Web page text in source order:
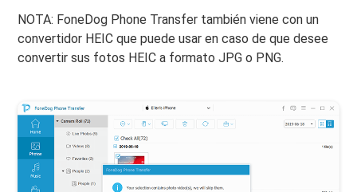
NOTA: FoneDog Phone Transfer también viene con un
convertidor HEIC que puede usar en caso de que desee
convertir sus fotos HEIC a formato JPG o PNG.